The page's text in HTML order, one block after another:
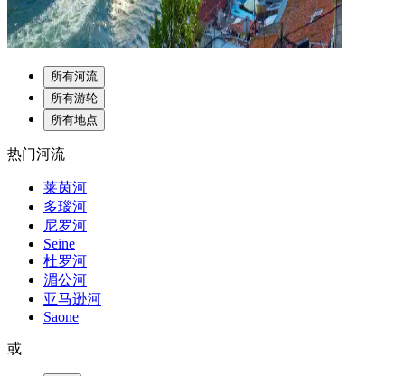
所有河流
所有游轮
所有地点
热门河流
莱茵河
多瑙河
尼罗河
Seine
杜罗河
湄公河
亚马逊河
Saone
或